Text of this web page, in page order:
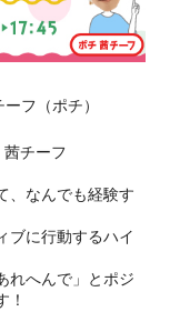
フ（ポチ）
チーフ
、なんでも経験す
ブに行動するハイ
れへんで」とポジ
！